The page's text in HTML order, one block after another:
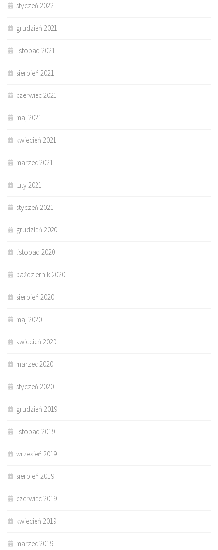
styczeń 2022
grudzień 2021
listopad 2021
sierpień 2021
czerwiec 2021
maj 2021
kwiecień 2021
marzec 2021
luty 2021
styczeń 2021
grudzień 2020
listopad 2020
październik 2020
sierpień 2020
maj 2020
kwiecień 2020
marzec 2020
styczeń 2020
grudzień 2019
listopad 2019
wrzesień 2019
sierpień 2019
czerwiec 2019
kwiecień 2019
marzec 2019